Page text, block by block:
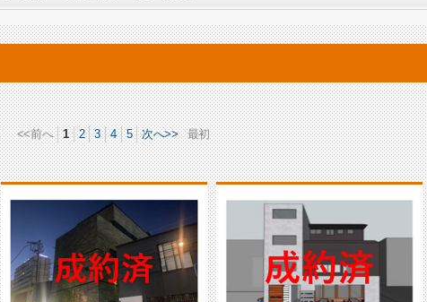
<<前へ 1 2 3 4 5 次へ>> 最初